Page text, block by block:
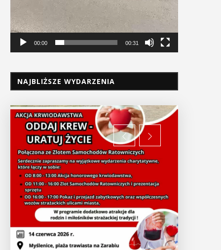
00:00 00:31
NAJBLIŻSZE WYDARZENIA